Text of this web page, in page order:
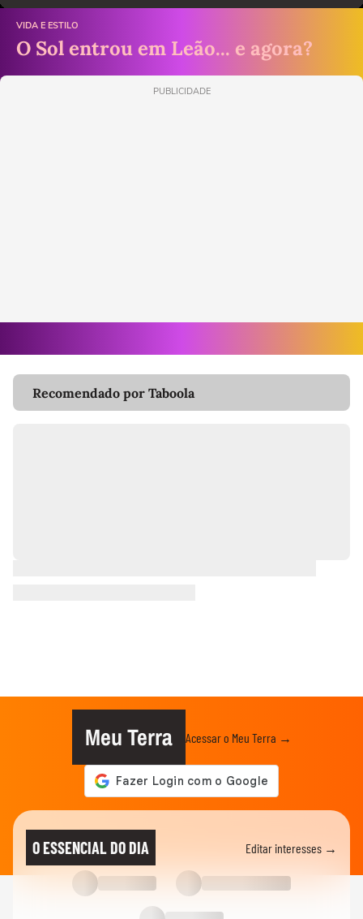
VIDA E ESTILO
O Sol entrou em Leão... e agora?
PUBLICIDADE
Recomendado por Taboola
Meu Terra Acessar o Meu Terra →
O ESSENCIAL DO DIA Editar interesses →